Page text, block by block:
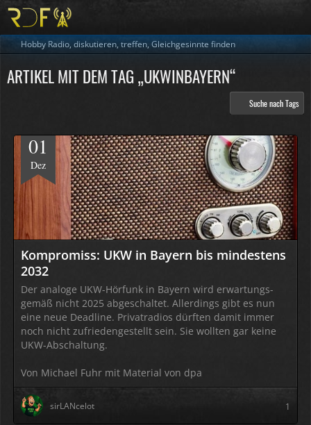
Hobby Radio, diskutieren, treffen, Gleichgesinnte finden
ARTIKEL MIT DEM TAG „UKWINBAYERN“
Suche nach Tags
01
Dez
Kompromiss: UKW in Bayern bis mindestens
2032
Der analoge UKW-Hörfunk in Bayern wird erwar­tungs­
gemäß nicht 2025 abge­schaltet. Aller­dings gibt es nun
eine neue Dead­line. Privat­radios dürften damit immer
noch nicht zufrie­den­gestellt sein. Sie wollten gar keine
UKW-Abschal­tung.
Von Michael Fuhr mit Material von dpa
sirLANcelot 1